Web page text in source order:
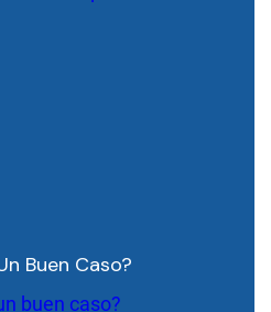
Buen Caso?